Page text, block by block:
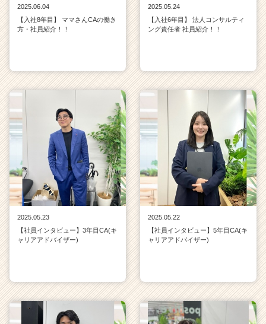
2025.06.04
【入社8年目】 ママさんCAの働き
方・社員紹介！！
2025.05.24
【入社6年目】 法人コンサルティ
ング責任者 社員紹介！！
2025.05.23
【社員インタビュー】3年目CA(キ
ャリアアドバイザー)
2025.05.22
【社員インタビュー】5年目CA(キ
ャリアアドバイザー)